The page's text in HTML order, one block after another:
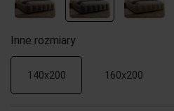
Inne rozmiary
140x200 160x200